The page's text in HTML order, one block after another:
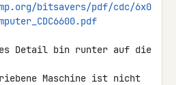
bitsavers/pdf/cdc/6x0
Detail bin runter auf die
Maschine ist nicht